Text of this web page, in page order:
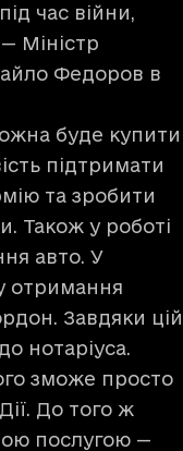
час війни,
Міністр
Федоров в
буде купити
підтримати
та зробити
Також у роботі
авто. У
отримання
Завдяки цій
нотаріуса.
зможе просто
До того ж
послугою —